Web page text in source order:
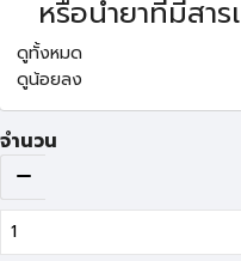
หรือน้ำยาที่มีสา
ดูทั้งหมด
ดูน้อยลง
จำนวน